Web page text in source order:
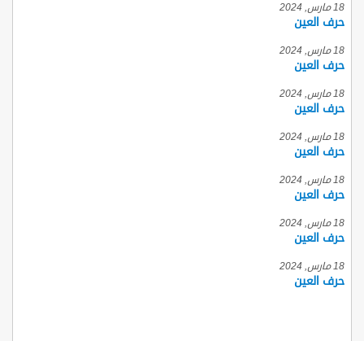
18 مارس, 2024
حرف العين
18 مارس, 2024
حرف العين
18 مارس, 2024
حرف العين
18 مارس, 2024
حرف العين
18 مارس, 2024
حرف العين
18 مارس, 2024
حرف العين
18 مارس, 2024
حرف العين